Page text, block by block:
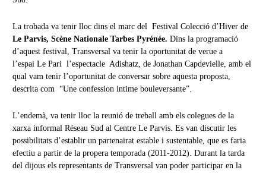
La trobada va tenir lloc dins el marc del Festival Colecció d’Hiver de
Le Parvis, Scène Nationale Tarbes Pyrénée. Dins la programació
d’aquest festival, Transversal va tenir la oportunitat de verue a
l’espai Le Pari l’espectacle Adishatz, de Jonathan Capdevielle, amb el
qual vam tenir l’oportunitat de conversar sobre aquesta proposta,
descrita com “Une confession intime bouleversante”.
L’endemà, va tenir lloc la reunió de treball amb els colegues de la
xarxa informal Réseau Sud al Centre Le Parvis. Es van discutir les
possibilitats d’establir un partenairat estable i sustentable, que es faria
efectiu a partir de la propera temporada (2011-2012). Durant la tarda
del dijous els representants de Transversal van poder participar en la